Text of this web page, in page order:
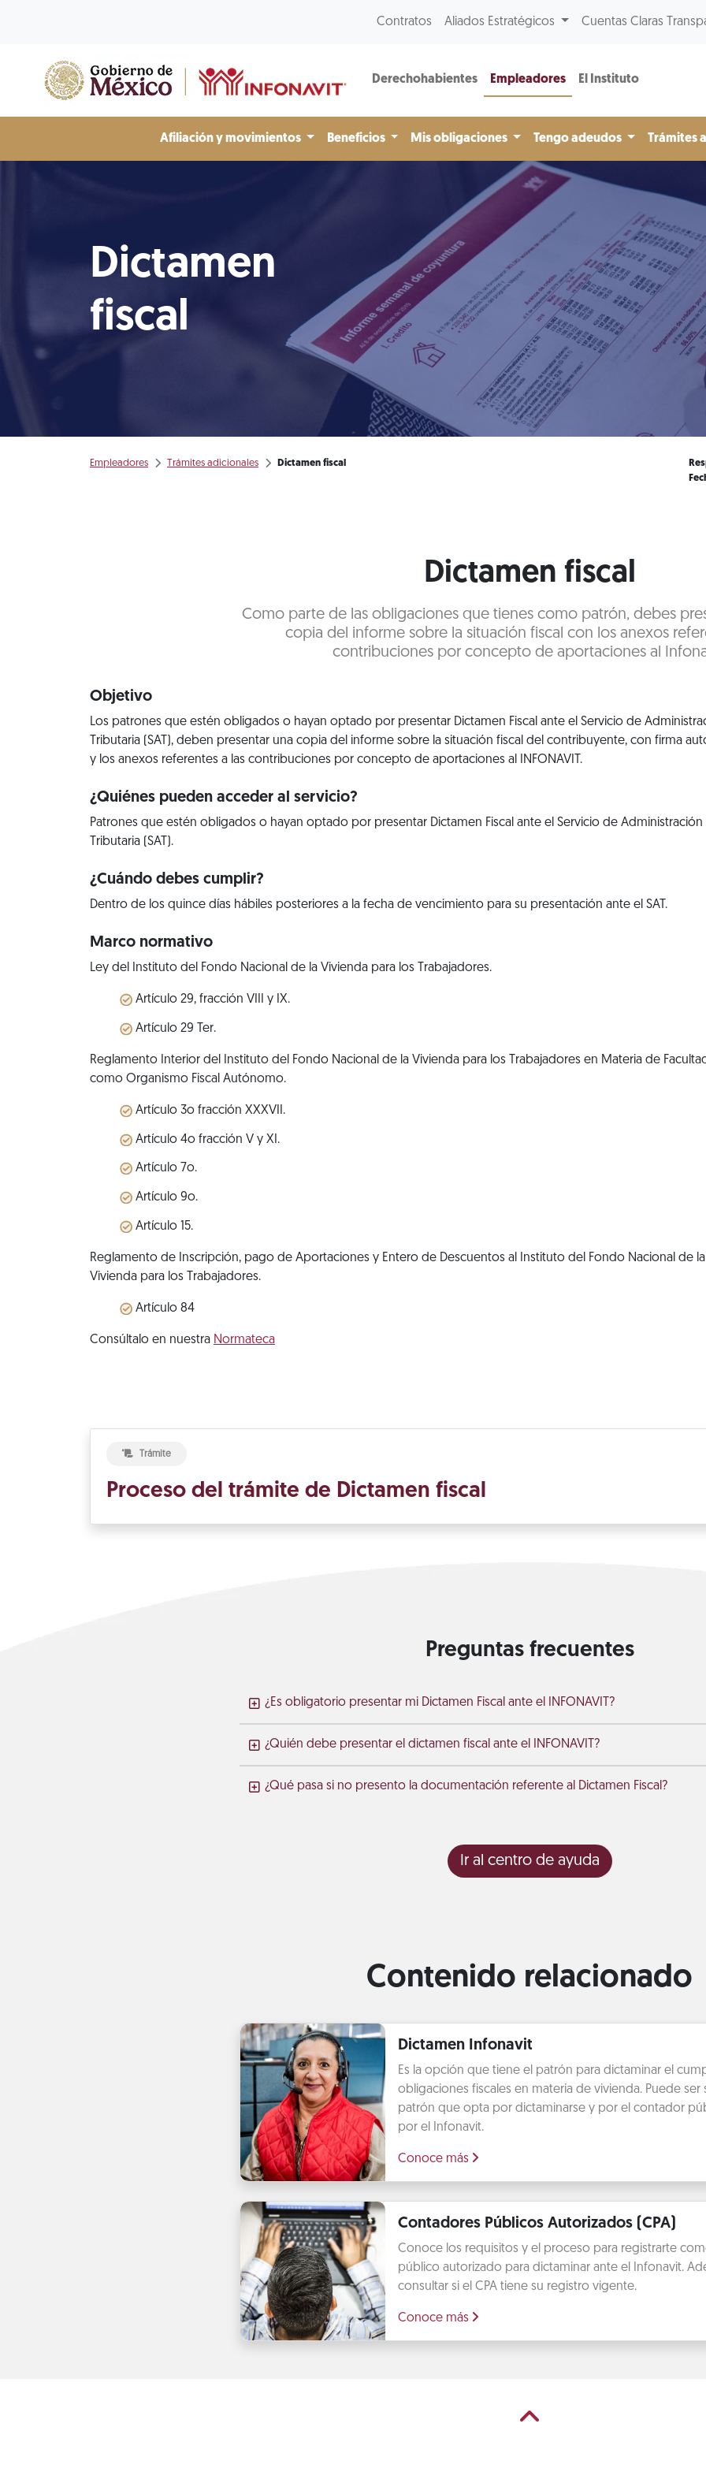
Contratos Aliados Estratégicos Cuentas Claras
Derechohabientes Empleadores El Instituto
Afiliación y movimientos Beneficios Mis obligaciones Tengo adeudos Trámites
Dictamen
fiscal
Empleadores Trámites adicionales Dictamen fiscal
Dictamen fiscal
Como parte de las obligaciones que tienes como patrón, debes
copia del informe sobre la situación fiscal con los anexos
contribuciones por concepto de aportaciones al
Objetivo
Los patrones que estén obligados o hayan optado por presentar Dictamen Fiscal ante el Servicio de
Tributaria (SAT), deben presentar una copia del informe sobre la situación fiscal del contribuyente, con firma
y los anexos referentes a las contribuciones por concepto de aportaciones al INFONAVIT.
¿Quiénes pueden acceder al servicio?
Patrones que estén obligados o hayan optado por presentar Dictamen Fiscal ante el Servicio de Administración
Tributaria (SAT).
¿Cuándo debes cumplir?
Dentro de los quince días hábiles posteriores a la fecha de vencimiento para su presentación ante el SAT.
Marco normativo
Ley del Instituto del Fondo Nacional de la Vivienda para los Trabajadores.
Artículo 29, fracción VIII y IX.
Artículo 29 Ter.
Reglamento Interior del Instituto del Fondo Nacional de la Vivienda para los Trabajadores en Materia de
como Organismo Fiscal Autónomo.
Artículo 3o fracción XXXVII.
Artículo 4o fracción V y XI.
Artículo 7o.
Artículo 9o.
Artículo 15.
Reglamento de Inscripción, pago de Aportaciones y Entero de Descuentos al Instituto del Fondo Nacional de la
Vivienda para los Trabajadores.
Artículo 84
Consúltalo en nuestra Normateca
Trámite
Proceso del trámite de Dictamen fiscal
Preguntas frecuentes
¿Es obligatorio presentar mi Dictamen Fiscal ante el INFONAVIT?
¿Quién debe presentar el dictamen fiscal ante el INFONAVIT?
¿Qué pasa si no presento la documentación referente al Dictamen Fiscal?
Ir al centro de ayuda
Contenido relacionado
Dictamen Infonavit
Es la opción que tiene el patrón para dictaminar el
obligaciones fiscales en materia de vivienda. Puede
patrón que opta por dictaminarse y por el contador
por el Infonavit.
Conoce más
Contadores Públicos Autorizados (CPA)
Conoce los requisitos y el proceso para registrarte
público autorizado para dictaminar ante el Infonavit.
consultar si el CPA tiene su registro vigente.
Conoce más